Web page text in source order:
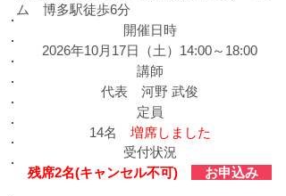
2026年10月17日（土）14:00～18:00
ム 博多駅徒歩6分
​開催日時
定員
14名 増席しました
受付状況
残席2名(キャンセル不可)
お申込み
​講師
代表 河野 武俊